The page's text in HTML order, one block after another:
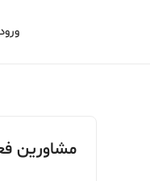
مشاورین